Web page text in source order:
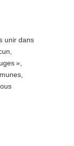
unir dans
»,